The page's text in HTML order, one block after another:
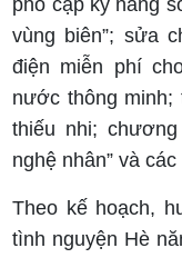
phổ cập kỹ năng
vùng biên”; sửa
điện miễn phí
nước thông
thiếu nhi;
nghệ nhân” và
Theo kế hoạch,
tình nguyện Hè